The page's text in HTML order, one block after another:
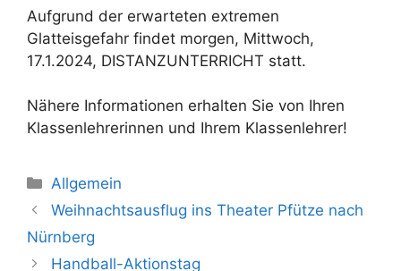
Aufgrund der erwarteten extremen
Glatteisgefahr findet morgen, Mittwoch,
17.1.2024, DISTANZUNTERRICHT statt.
Nähere Informationen erhalten Sie von Ihren
Klassenlehrerinnen und Ihrem Klassenlehrer!
Allgemein
Weihnachtsausflug ins Theater Pfütze nach
Nürnberg
Handball-Aktionstag